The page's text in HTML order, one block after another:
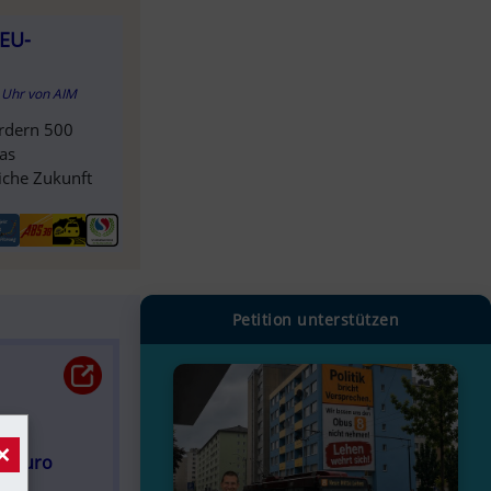
Uhr vonAIM
500
Zukunft
Euro
Petition unterstützen